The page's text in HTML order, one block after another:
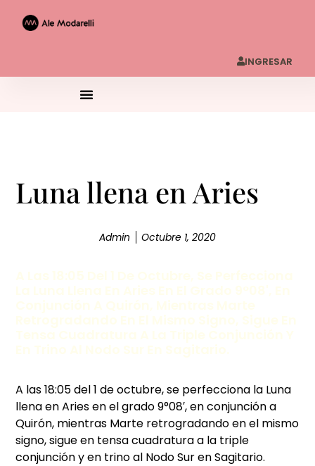
INGRESAR
Luna llena en Aries
Admin Octubre 1, 2020
A las 18:05 del 1 de octubre, se perfecciona la Luna
llena en Aries en el grado 9°08′, en conjunción a
Quirón, mientras Marte retrogradando en el mismo
signo, sigue en tensa cuadratura a la triple
conjunción y en trino al Nodo Sur en Sagitario.